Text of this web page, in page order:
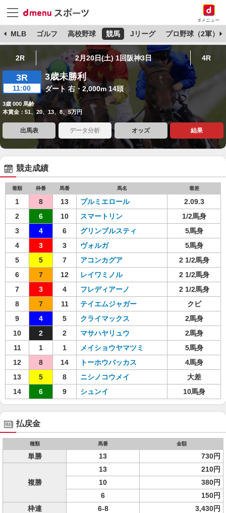
dメニュー
MLB ゴルフ 高校野球 競馬 Jリーグ プロ野球（2軍）
2R 2月20日(土) 1回阪神3日 4R
3R
11:00
3歳未勝利
ダート 右・2,000m 14頭
3歳 000 馬齢
本賞金：51、20、13、8、5万円
出馬表 データ分析 オッズ 結果
競走成績
着順 枠番 馬番 馬名 着差
1 8 13 プルミエロール
2.09.3
2
6 10 スマートリン
1/2馬身
3
4 6 グリンブルスティ
5馬身
4
3 3 ヴォルガ
5馬身
5
5 7 アコンカグア
2 1/2馬身
6
7 12 レイワミノル
2 1/2馬身
7
3 4 フレディアーノ
2 1/2馬身
8
7 11 テイエムジャガー
クビ
9
4 5 クライマックス
2馬身
10
2 2 マサハヤリュウ
2馬身
11
1 1 メイショウヤマツミ
5馬身
12
8 14 トーホウバッカス
4馬身
13
5 8 ニシノコウメイ
大差
14
6 9 シュンイ 10馬身
払戻金
種類 馬番 金額
単勝 13 730円
複勝
13
210円
10
380円
6
150円
枠連
6-8
3,430円